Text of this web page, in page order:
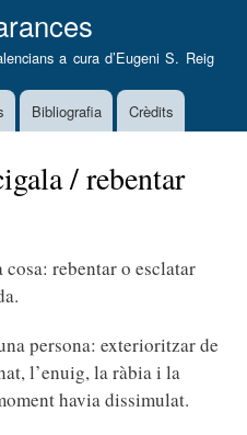
al
contingut
a cura d’Eugeni S. Reig
Bibliografia Crèdits
/ rebentar
rebentar o esclatar
persona: exterioritzar de
l’enuig, la ràbia i la
havia dissimulat.